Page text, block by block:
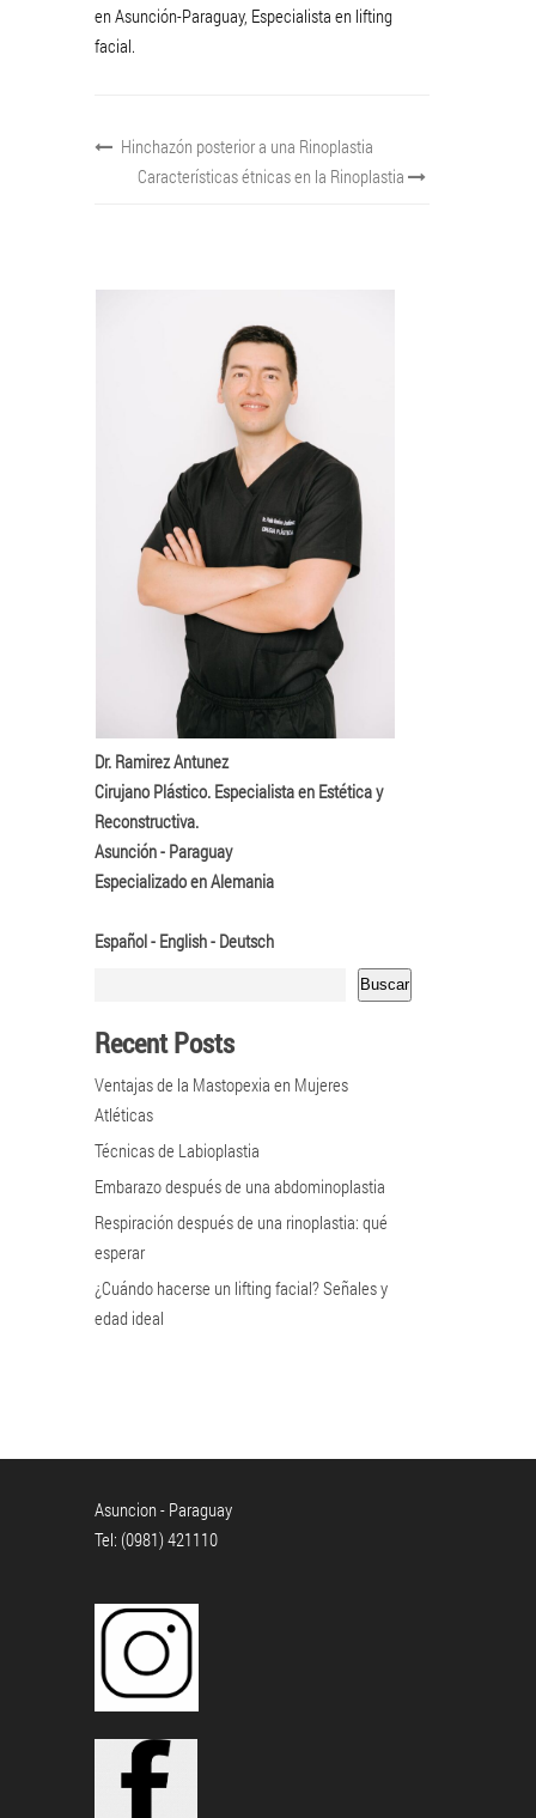
en Asunción-Paraguay, Especialista en lifting
facial.
Hinchazón posterior a una Rinoplastia
Características étnicas en la Rinoplastia
Dr. Ramirez Antunez
Cirujano Plástico. Especialista en Estética y
Reconstructiva.
Asunción - Paraguay
Especializado en Alemania
Español - English - Deutsch
Buscar
Recent Posts
Ventajas de la Mastopexia en Mujeres
Atléticas
Técnicas de Labioplastia
Embarazo después de una abdominoplastia
Respiración después de una rinoplastia: qué
esperar
¿Cuándo hacerse un lifting facial? Señales y
edad ideal
Asuncion - Paraguay
Tel: (0981) 421110